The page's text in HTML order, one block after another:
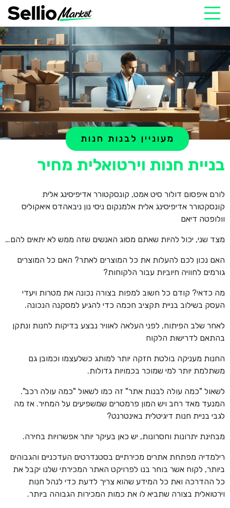
בניית חנות וירטואלית מחיר
מעוניין לבנות חנות
לורם איפסום דולור סיט אמט, קונסקטורר אדיפיסינג אלית
קונסקטורר אדיפיסינג אלית אלמנקום ניסי נון ניבאהדס איאקוליס
וולופטה דיאם
מצד שני, יכול להיות שאתם מסוג האנשים שזה ממש לא יתאים להם…
האם נכון לכם להעלות את כל המוצרים לאתר? האם כל המוצרים
גורמים לחוויה חיוביות עבור הלקוחות?
מה כדאי? קודם כל חשוב למפות בצורה נכונה את מטרות ויעדי
העסק בשילוב בניית תקציב חכמה כדי להגיע למסקנה הנכונה.
לאחר שלב הפיתוח, לפני העלאה לאוויר נבצע בדיקות לחנות ונתקן
בהתאם לדרישות הלקוח
החנות מעניקה בולטת חזקה יותר למותג כשלעצמו וכמובן גם
משתלמת יותר למי שמוכר בכמויות גדולות.
לשאול "כמה עולה לבנות אתר" זה כמו לשאול "כמה עולה רכב".
המנעד מאד רחב ויש המון פרמטרים שמשפיעים על המחיר. אז מה
לגבי בניית חנות דיגיטלית באינטרנט?
מבחינת יתרונות וחסרונות, יש כאן בעיקר יותר אפשרויות בחירה.
רילמדיה מפתחת אתרים מכירתיים בסטנדרטים העדכניים והגבוהים
ביותר, לקוח אשר בוחר בנו לפרויקט האתר המכירתי שלנו יקבל את
כל ההדרכה ואת כל המידע שהוא צריך לדעת כדי לנהל חנות
וירטואלית בצורה שתביא לו את כמות המכירות הגבוהה ביותר.